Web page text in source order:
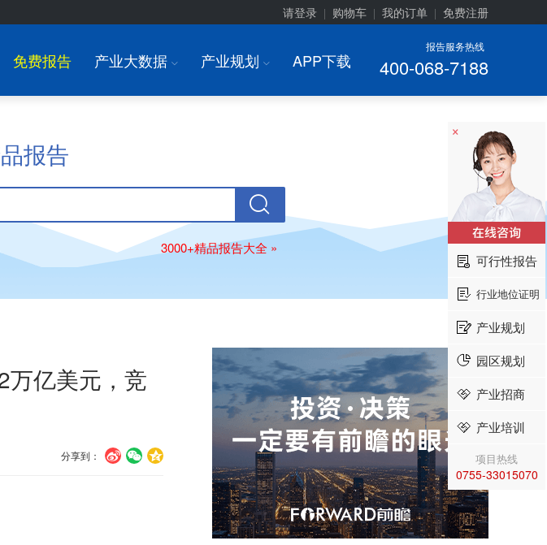
请登录 购物车 我的订单 免费注册
报告服务热线
400-068-7188
免费报告 产业大数据 I 产业规划 I APP下载
报告
3000+精品报告大全 »
万亿美元，竞
U V c
分享到：
×
可行性报告
行业地位证明
产业规划
园区规划
产业招商
产业培训
项目热线
0755-33015070